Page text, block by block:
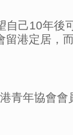
自己10年後
留港定居，
青年協會